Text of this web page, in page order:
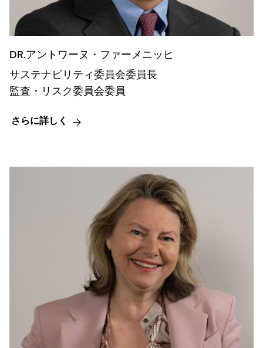
DR.アントワーヌ・ファーメニッヒ
サステナビリティ委員会委員長
監査・リスク委員会委員
さらに詳しく